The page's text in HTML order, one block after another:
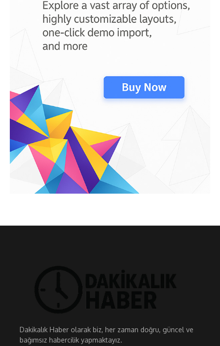
Dakikalık Haber olarak biz, her zaman doğru, güncel ve
bağımsız habercilik yapmaktayız.